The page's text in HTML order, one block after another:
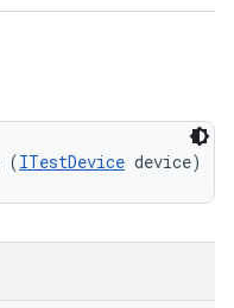
(ITestDevice device)